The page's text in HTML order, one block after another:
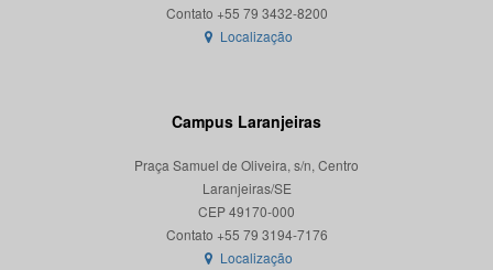
Localização
Campus Laranjeiras
Praça Samuel de Oliveira, s/n, Centro
Laranjeiras/SE
CEP 49170-000
Localização